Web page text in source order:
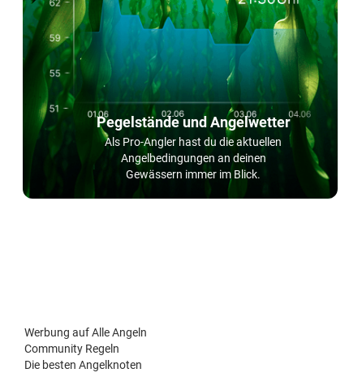
Pegelstände und Angelwetter
Als Pro-Angler hast du die aktuellen
Angelbedingungen an deinen
Gewässern immer im Blick.
Werbung auf Alle Angeln
Community Regeln
Die besten Angelknoten